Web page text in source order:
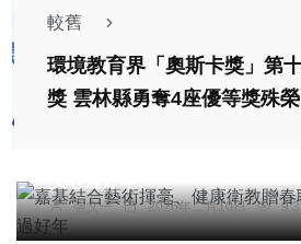
較舊
環境教育界「奧斯卡獎」第
獎 雲林縣勇奪4座優等獎殊榮
張文一 2026年二月10日
社會 綜合新聞